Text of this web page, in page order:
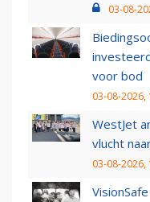
03-08-
voor bod
03-08-2026,
WestJet
vlucht
03-08-2026,